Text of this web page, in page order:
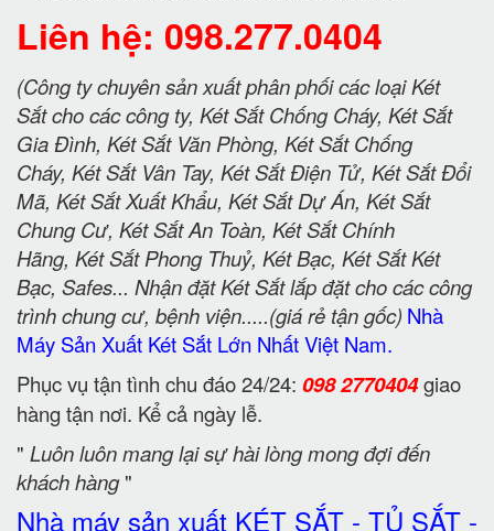
Liên hệ: 098.277.0404
(Công ty chuyên sản xuất phân phối các loại Két
Sắt cho các công ty, Két Sắt Chống Cháy, Két Sắt
Gia Đình, Két Sắt Văn Phòng, Két Sắt Chống
Cháy, Két Sắt Vân Tay, Két Sắt Điện Tử, Két Sắt Đổi
Mã, Két Sắt Xuất Khẩu, Két Sắt Dự Án, Két Sắt
Chung Cư, Két Sắt An Toàn, Két Sắt Chính
Hãng, Két Sắt Phong Thuỷ, Két Bạc, Két Sắt Két
Bạc, Safes... Nhận đặt Két Sắt lắp đặt cho các công
trình chung cư, bệnh viện.....(giá rẻ tận gốc) Nhà
Máy Sản Xuất Két Sắt Lớn Nhất Việt Nam.
Phục vụ tận tình chu đáo 24/24: 098 2770404giao
hàng tận nơi. Kể cả ngày lễ.
" Luôn luôn mang lại sự hài lòng mong đợi đến
khách hàng"
Nhà máy sản xuất KÉT SẮT - TỦ SẮT -